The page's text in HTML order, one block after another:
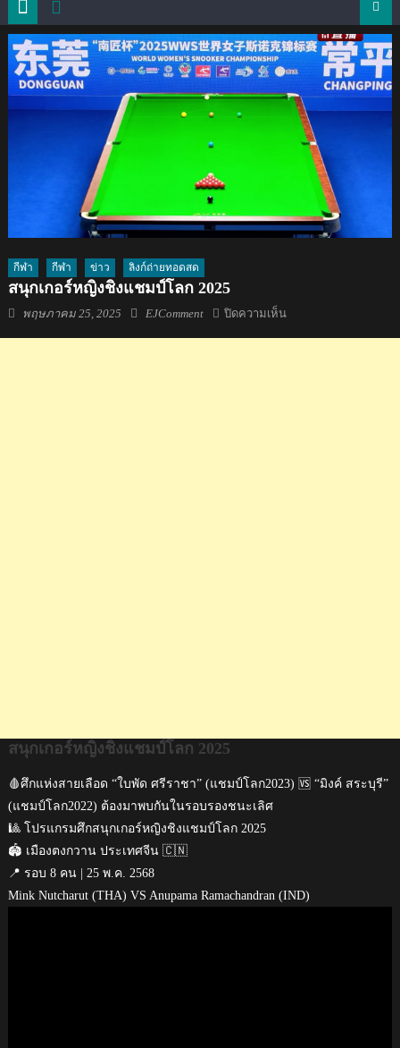
กีฬา กีฬา ข่าว ลิงก์ถ่ายทอดสด
สนุกเกอร์หญิงชิงแชมป์โลก 2025
Posted
พฤษภาคม 25, 2025 Author
EJComment ปิดความเห็นบน
สนุกเกอร์หญิงชิงแชมป์โลก 2025
🩸ศึกแห่งสายเลือด “ใบพัด ศรีราชา” (แชมป์โลก2023) 🆚 “มิงค์ สระบุรี”
(แชมป์โลก2022) ต้องมาพบกันในรอบรองชนะเลิศ
🎱 โปรแกรมศึกสนุกเกอร์หญิงชิงแชมป์โลก 2025
🏟 เมืองตงกวาน ประเทศจีน 🇨🇳
📍 รอบ 8 คน | 25 พ.ค. 2568
Mink Nutcharut (THA) VS Anupama Ramachandran (IND)